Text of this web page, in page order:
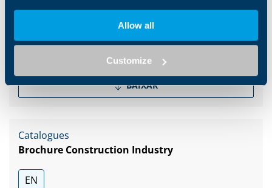
Allow all
Customize
Brochure Marine & Offshore
EN
BAIXAR
Catalogues
Brochure Construction Industry
EN